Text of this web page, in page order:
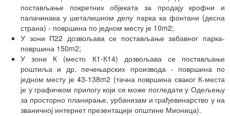
постављање покретних објеката за продају крофни и
палачинака у шеталишном делу парка ка фонтани (десна
страна) - површина по једном месту је 10m2;
У зони П22 дозвољава се постављање забавног парка-
површина 150m2;
У зони К (место К1-К14) дозвољава се постављање
роштиља и др. печењарских производа - површина по
једном месту је 43-138m2 (тачна површина сваког К-места
је у графичком прилогу који се може погледати у Одељењу
за просторно планирање, урбанизам и грађевинарство у на
званичној интернет презентацији општине Мионица).